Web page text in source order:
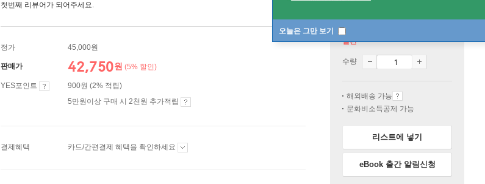
오늘은 그만 보기
첫번째 리뷰어가 되어주세요.
정가 45,000원
판매가 42,750원 (5% 할인)
YES포인트
900원 (2% 적립)
5만원이상 구매 시 2천원 추가적립
결제혜택 카드/간편결제 혜택을 확인하세요
절판
수량
해외배송 가능
문화비소득공제 가능
리스트에 넣기
eBook 출간 알림신청